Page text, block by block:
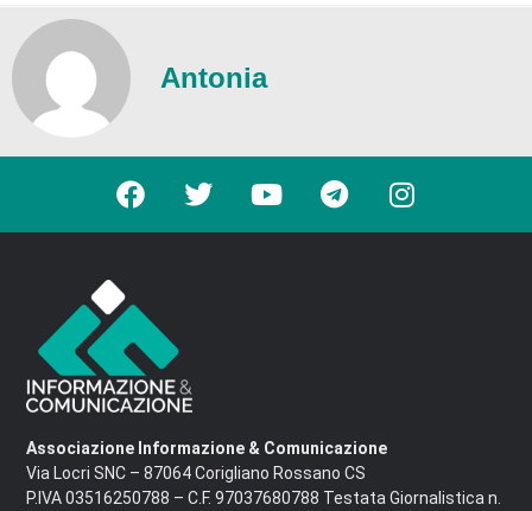
Antonia
Associazione Informazione & Comunicazione
Via Locri SNC – 87064 Corigliano Rossano CS
P.IVA 03516250788 – C.F. 97037680788 Testata Giornalistica n.